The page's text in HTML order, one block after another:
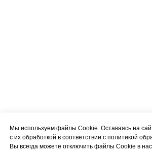
Мы используем файлы Cookie. Оставаясь на
с их обработкой в соответствии с политикой
Вы всегда можете отключить файлы Cookie в